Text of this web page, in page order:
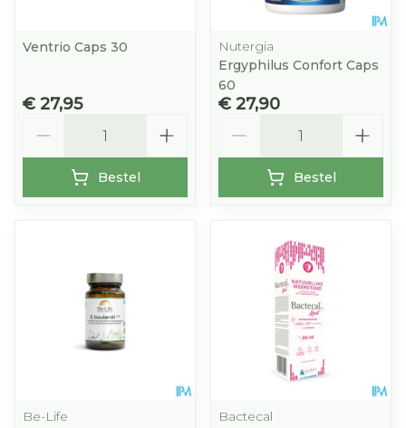
Ventrio Caps 30
€ 27,95
Bestel
Nutergia
Ergyphilus Confort Caps
60
€ 27,90
Bestel
Be-Life
Bactecal